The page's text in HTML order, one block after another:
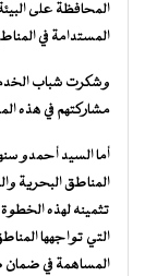
المحافظة على
المستدامة في
وشكرت شباب
مشاركتهم في هذه
أما السيد أحمدو
المناطق البحرية
تثمينه لهذه
التي تواجهها
المساهمة في